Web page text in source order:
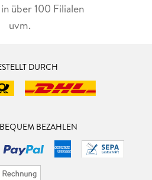
über 100 Filialen
uvm.
DURCH
BEZAHLEN